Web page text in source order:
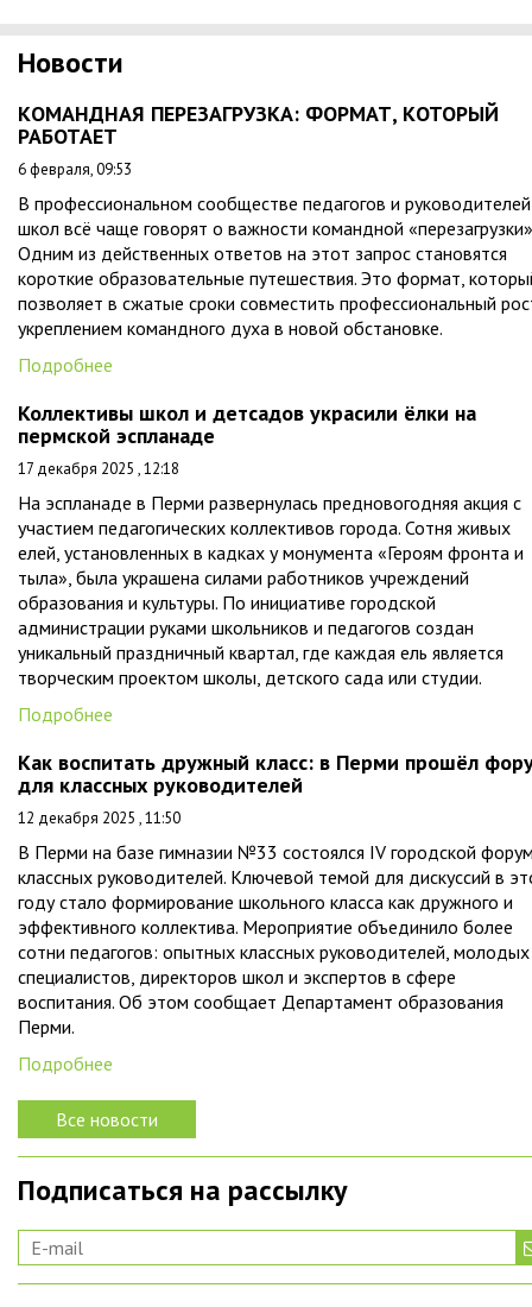
Новости
КОМАНДНАЯ ПЕРЕЗАГРУЗКА: ФОРМАТ, КОТОРЫЙ
РАБОТАЕТ
6 февраля, 09:53
В профессиональном сообществе педагогов и руководителей
школ всё чаще говорят о важности командной
Одним из действенных ответов на этот запрос становятся
короткие образовательные путешествия. Это формат,
позволяет в сжатые сроки совместить профессиональный
укреплением командного духа в новой обстановке.
Подробнее
Коллективы школ и детсадов украсили ёлки на
пермской эспланаде
17 декабря 2025 , 12:18
На эспланаде в Перми развернулась предновогодняя акция с
участием педагогических коллективов города. Сотня живых
елей, установленных в кадках у монумента «Героям фронта и
тыла», была украшена силами работников учреждений
образования и культуры. По инициативе городской
администрации руками школьников и педагогов создан
уникальный праздничный квартал, где каждая ель является
творческим проектом школы, детского сада или студии.
Подробнее
Как воспитать дружный класс: в Перми прошёл
для классных руководителей
12 декабря 2025 , 11:50
В Перми на базе гимназии №33 состоялся IV городской
классных руководителей. Ключевой темой для дискуссий в
году стало формирование школьного класса как дружного и
эффективного коллектива. Мероприятие объединило более
сотни педагогов: опытных классных руководителей, молодых
специалистов, директоров школ и экспертов в сфере
воспитания. Об этом сообщает Департамент образования
Перми.
Подробнее
Все новости
Подписаться на рассылку